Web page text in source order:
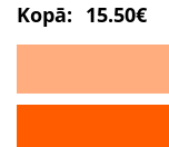
Kopā: 15.50€